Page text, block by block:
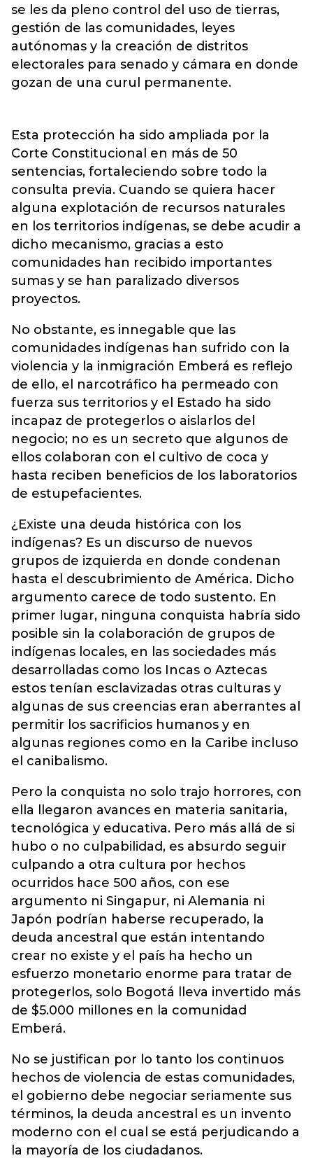
se les da pleno control del uso de tierras,
gestión de las comunidades, leyes
autónomas y la creación de distritos
electorales para senado y cámara en donde
gozan de una curul permanente.
Esta protección ha sido ampliada por la
Corte Constitucional en más de 50
sentencias, fortaleciendo sobre todo la
consulta previa. Cuando se quiera hacer
alguna explotación de recursos naturales
en los territorios indígenas, se debe acudir a
dicho mecanismo, gracias a esto
comunidades han recibido importantes
sumas y se han paralizado diversos
proyectos.
No obstante, es innegable que las
comunidades indígenas han sufrido con la
violencia y la inmigración Emberá es reflejo
de ello, el narcotráfico ha permeado con
fuerza sus territorios y el Estado ha sido
incapaz de protegerlos o aislarlos del
negocio; no es un secreto que algunos de
ellos colaboran con el cultivo de coca y
hasta reciben beneficios de los laboratorios
de estupefacientes.
¿Existe una deuda histórica con los
indígenas? Es un discurso de nuevos
grupos de izquierda en donde condenan
hasta el descubrimiento de América. Dicho
argumento carece de todo sustento. En
primer lugar, ninguna conquista habría sido
posible sin la colaboración de grupos de
indígenas locales, en las sociedades más
desarrolladas como los Incas o Aztecas
estos tenían esclavizadas otras culturas y
algunas de sus creencias eran aberrantes al
permitir los sacrificios humanos y en
algunas regiones como en la Caribe incluso
el canibalismo.
Pero la conquista no solo trajo horrores, con
ella llegaron avances en materia sanitaria,
tecnológica y educativa. Pero más allá de si
hubo o no culpabilidad, es absurdo seguir
culpando a otra cultura por hechos
ocurridos hace 500 años, con ese
argumento ni Singapur, ni Alemania ni
Japón podrían haberse recuperado, la
deuda ancestral que están intentando
crear no existe y el país ha hecho un
esfuerzo monetario enorme para tratar de
protegerlos, solo Bogotá lleva invertido más
de $5.000 millones en la comunidad
Emberá.
No se justifican por lo tanto los continuos
hechos de violencia de estas comunidades,
el gobierno debe negociar seriamente sus
términos, la deuda ancestral es un invento
moderno con el cual se está perjudicando a
la mayoría de los ciudadanos.